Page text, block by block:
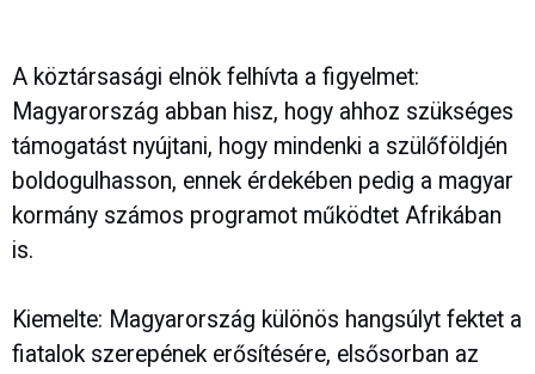
A köztársasági elnök felhívta a figyelmet:
Magyarország abban hisz, hogy ahhoz szükséges
támogatást nyújtani, hogy mindenki a szülőföldjén
boldogulhasson, ennek érdekében pedig a magyar
kormány számos programot működtet Afrikában
is.
Kiemelte: Magyarország különös hangsúlyt fektet a
fiatalok szerepének erősítésére, elsősorban az